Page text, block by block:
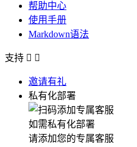
帮助中心
使用手册
Markdown语法
支持  
邀请有礼
私有化部署
如需私有化部署
请添加您的专属客服